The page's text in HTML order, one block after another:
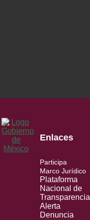
Enlaces
Participa
Marco Jurídico
Plataforma
Nacional de
Transparencia
Alerta
Denuncia